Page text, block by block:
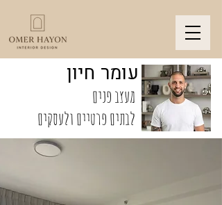
עומר חיון
מעצב פנים
לבתים פרטיים ולעסקים